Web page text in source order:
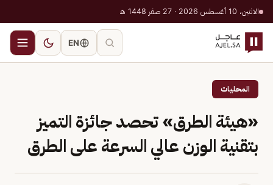
الاثنين، 10 أغسطس 2026 · 27 صفر 1448 هـ
EN
المحليات
«هيئة الطرق» تحصد جائزة التميز
بتقنية الوزن عالي السرعة على الطرق